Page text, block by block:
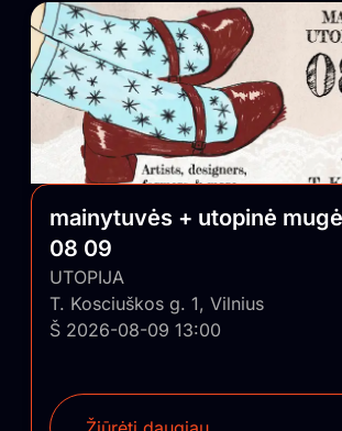
mainytuvės + utopinė mugė |
08 09
UTOPIJA
T. Kosciuškos g. 1, Vilnius
Š 2026-08-09 13:00